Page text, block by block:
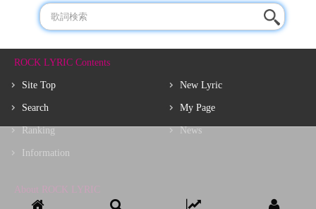
ROCK LYRIC Contents
Site Top
Search
Ranking
Information
New Lyric
My Page
News
About ROCK LYRIC